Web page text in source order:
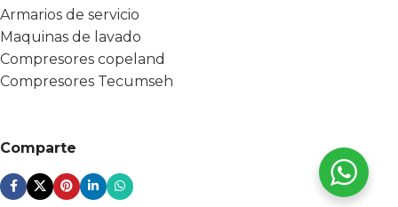
Armarios de servicio
Maquinas de lavado
Compresores copeland
Compresores Tecumseh
Comparte